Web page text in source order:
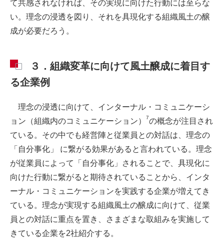
て共感されなければ、その実現に向けた行動には至らな
い。理念の浸透を図り、それを具現化する組織風土の醸
成が必要だろう。
３．組織変革に向けて風土醸成に着目す
る企業例
理念の浸透に向けて、インターナル・コミュニケーシ
ョン（組織内のコミュニケーション）
7の概念が注目され
ている。その中でも経営陣と従業員との対話は、理念の
「自分事化」 に繋がる効果があると言われている。理念
が従業員によって「自分事化」されることで、具現化に
向けた行動に繋がると期待されていることから、インタ
ーナル・コミュニケーションを実践する企業が増えてき
ている。理念が実現する組織風土の醸成に向けて、従業
員との対話に重点を置き、さまざまな取組みを実施して
きている企業を2社紹介する。